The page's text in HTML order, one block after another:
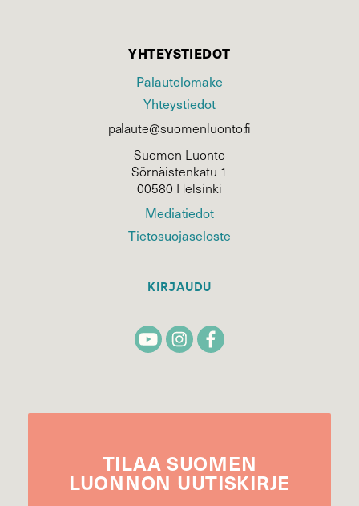
YHTEYSTIEDOT
Palautelomake
Yhteystiedot
palaute@suomenluonto.fi
Suomen Luonto
Sörnäistenkatu 1
00580 Helsinki
Mediatiedot
Tietosuojaseloste
KIRJAUDU
TILAA SUOMEN
LUONNON UUTIS­KIRJE